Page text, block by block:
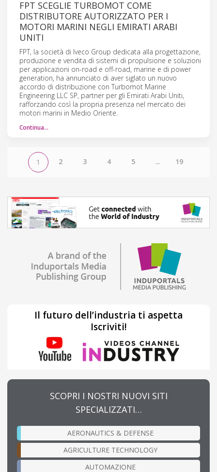
FPT SCEGLIE TURBOMOT COME
DISTRIBUTORE AUTORIZZATO PER I
MOTORI MARINI NEGLI EMIRATI ARABI
UNITI
FPT, la società di Iveco Group dedicata alla progettazione,
produzione e vendita di sistemi di propulsione e soluzioni
per applicazioni on-road e off-road, marine e di power
generation, ha annunciato di aver siglato un nuovo
accordo di distribuzione con Turbomot Marine
Engineering LLC SP, partner per gli Emirati Arabi Uniti,
rafforzando così la propria presenza nel mercato dei
motori marini in Medio Oriente.
Continua…
1 2 3 4 5 ... 19
Il futuro dell’industria ti aspetta
Iscriviti!
SCOPRI I NOSTRI NUOVI SITI
SPECIALIZZATI…
AERONAUTICS & DEFENSE
AGRICULTURE TECHNOLOGY
AUTOMAZIONE